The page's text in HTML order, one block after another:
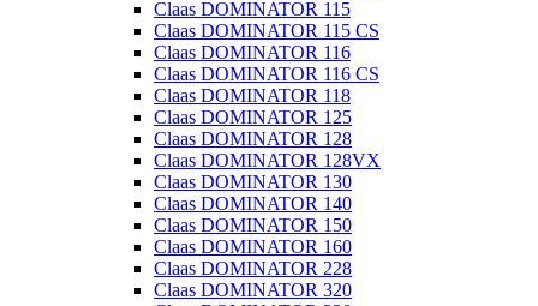
Claas DOMINATOR 115
Claas DOMINATOR 115 CS
Claas DOMINATOR 116
Claas DOMINATOR 116 CS
Claas DOMINATOR 118
Claas DOMINATOR 125
Claas DOMINATOR 128
Claas DOMINATOR 128VX
Claas DOMINATOR 130
Claas DOMINATOR 140
Claas DOMINATOR 150
Claas DOMINATOR 160
Claas DOMINATOR 228
Claas DOMINATOR 320